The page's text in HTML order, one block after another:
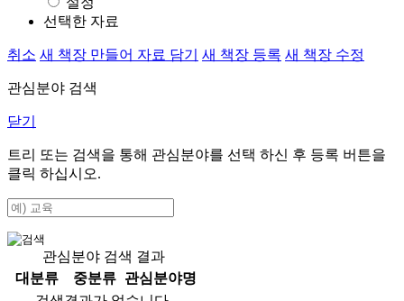
선택한 자료
취소 새 책장 만들어 자료 담기 새 책장 등록 새 책장 수정
관심분야 검색
닫기
트리 또는 검색을 통해 관심분야를 선택 하신 후 등록 버튼을
클릭 하십시오.
관심분야 검색 결과
대분류
중분류
관심분야명